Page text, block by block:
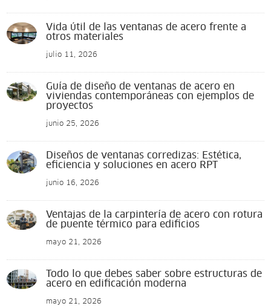
Vida útil de las ventanas de acero frente a
otros materiales
julio 11, 2026
Guía de diseño de ventanas de acero en
viviendas contemporáneas con ejemplos de
proyectos
junio 25, 2026
Diseños de ventanas corredizas: Estética,
eficiencia y soluciones en acero RPT
junio 16, 2026
Ventajas de la carpintería de acero con rotura
de puente térmico para edificios
mayo 21, 2026
Todo lo que debes saber sobre estructuras de
acero en edificación moderna
mayo 21, 2026